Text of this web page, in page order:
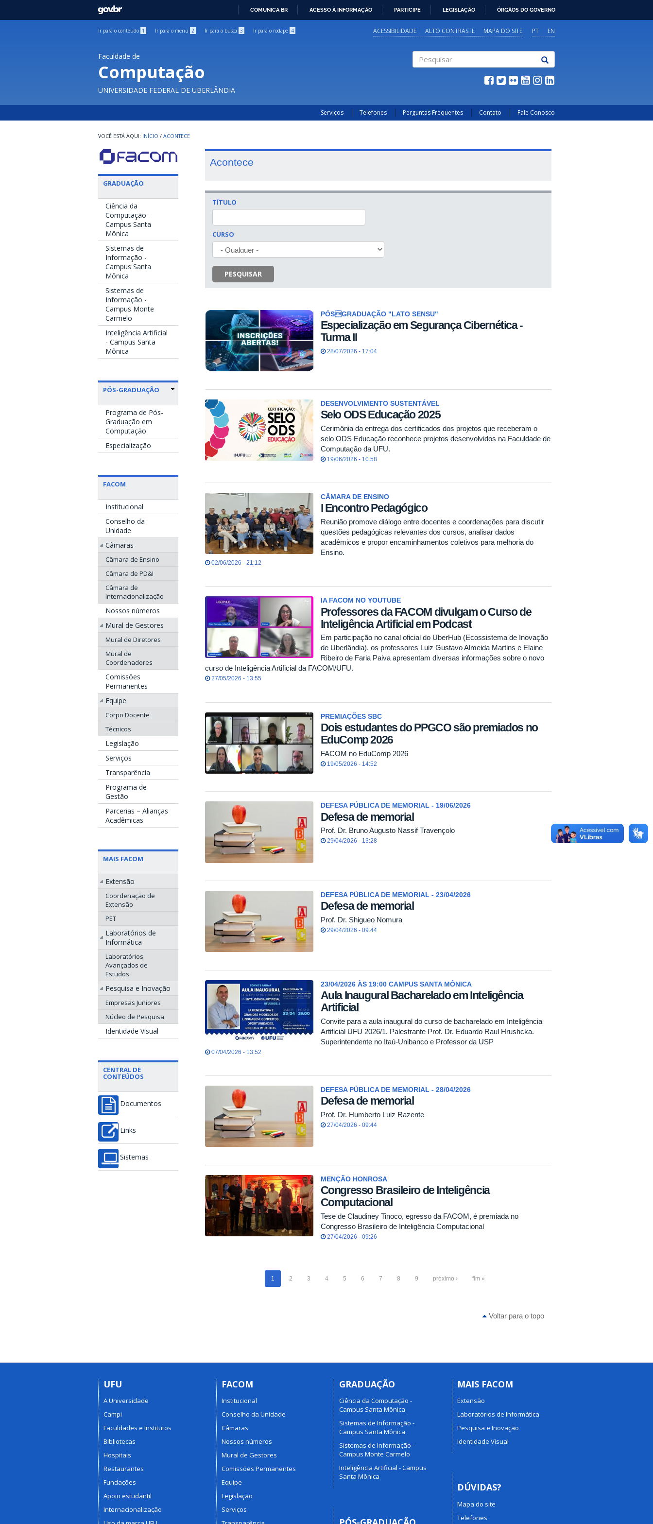
GOVBR
COMUNICA BR ACESSO À INFORMAÇÃO PARTICIPE LEGISLAÇÃO ÓRGÃOS DO GOVERNO
Ir para o conteúdo 1 Ir para o menu 2 Ir para a busca 3 Ir para o rodapé 4 PT EN
ACESSIBILIDADE ALTO CONTRASTE MAPA DO SITE
Faculdade de
Computação
UNIVERSIDADE FEDERAL DE UBERLÂNDIA
Serviços Telefones Perguntas Frequentes Contato Fale Conosco
INÍCIO / ACONTECE
GRADUAÇÃO
Ciência da
Computação -
Campus Santa
Mônica
Sistemas de
Informação -
Campus Santa
Mônica
Sistemas de
Informação -
Campus Monte
Carmelo
Inteligência Artificial
- Campus Santa
Mônica
PÓS-GRADUAÇÃO
Programa de Pós-
Graduação em
Computação
Especialização
FACOM
Institucional
Conselho da
Unidade
Câmaras
Câmara de Ensino
Câmara de PD&I
Câmara de
Internacionalização
Nossos números
Mural de Gestores
Mural de Diretores
Mural de
Coordenadores
Comissões
Permanentes
Equipe
Corpo Docente
Técnicos
Legislação
Serviços
Transparência
Programa de
Gestão
Parcerias – Alianças
Acadêmicas
MAIS FACOM
Extensão
Coordenação de
Extensão
PET
Laboratórios de
Informática
Laboratórios
Avançados de
Estudos
Pesquisa e Inovação
Empresas Juniores
Núcleo de Pesquisa
Identidade Visual
CENTRAL DE
CONTEÚDOS
Documentos
Links
Sistemas
Acontece
TÍTULO
CURSO
PESQUISAR
PÓSGRADUAÇÃO "LATO SENSU"
Especialização em Segurança Cibernética -
Turma II
28/07/2026 - 17:04
DESENVOLVIMENTO SUSTENTÁVEL
Selo ODS Educação 2025
Cerimônia da entrega dos certificados dos projetos que receberam o
selo ODS Educação reconhece projetos desenvolvidos na Faculdade de
Computação da UFU.
19/06/2026 - 10:58
CÂMARA DE ENSINO
I Encontro Pedagógico
Reunião promove diálogo entre docentes e coordenações para discutir
questões pedagógicas relevantes dos cursos, analisar dados
acadêmicos e propor encaminhamentos coletivos para melhoria do
Ensino.
02/06/2026 - 21:12
IA FACOM NO YOUTUBE
Professores da FACOM divulgam o Curso de
Inteligência Artificial em Podcast
Em participação no canal oficial do UberHub (Ecossistema de Inovação
de Uberlândia), os professores Luiz Gustavo Almeida Martins e Elaine
Ribeiro de Faria Paiva apresentam diversas informações sobre o novo
curso de Inteligência Artificial da FACOM/UFU.
27/05/2026 - 13:55
PREMIAÇÕES SBC
Dois estudantes do PPGCO são premiados no
EduComp 2026
FACOM no EduComp 2026
19/05/2026 - 14:52
DEFESA PÚBLICA DE MEMORIAL - 19/06/2026
Defesa de memorial
Prof. Dr. Bruno Augusto Nassif Travençolo
29/04/2026 - 13:28
DEFESA PÚBLICA DE MEMORIAL - 23/04/2026
Defesa de memorial
Prof. Dr. Shigueo Nomura
29/04/2026 - 09:44
23/04/2026 ÀS 19:00 CAMPUS SANTA MÔNICA
Aula Inaugural Bacharelado em Inteligência
Artificial
Convite para a aula inaugural do curso de bacharelado em Inteligência
Artificial UFU 2026/1. Palestrante Prof. Dr. Eduardo Raul Hrushcka.
Superintendente no Itaú-Unibanco e Professor da USP
07/04/2026 - 13:52
DEFESA PÚBLICA DE MEMORIAL - 28/04/2026
Defesa de memorial
Prof. Dr. Humberto Luiz Razente
27/04/2026 - 09:44
MENÇÃO HONROSA
Congresso Brasileiro de Inteligência
Computacional
Tese de Claudiney Tinoco, egresso da FACOM, é premiada no
Congresso Brasileiro de Inteligência Computacional
27/04/2026 - 09:26
1 2 3 4 5 6 7 8 9 próximo › fim »
Voltar para o topo
UFU
A Universidade
Campi
Faculdades e Institutos
Bibliotecas
Hospitais
Restaurantes
Fundações
Apoio estudantil
Internacionalização
FACOM
Institucional
Conselho da Unidade
Câmaras
Nossos números
Mural de Gestores
Comissões Permanentes
Equipe
Legislação
Serviços
GRADUAÇÃO
Ciência da Computação -
Campus Santa Mônica
Sistemas de Informação -
Campus Santa Mônica
Sistemas de Informação -
Campus Monte Carmelo
Inteligência Artificial - Campus
Santa Mônica
MAIS FACOM
Extensão
Laboratórios de Informática
Pesquisa e Inovação
Identidade Visual
DÚVIDAS?
Mapa do site
Telefones